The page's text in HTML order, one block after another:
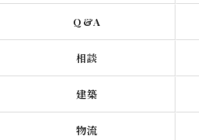
Q&A
相談
建築
物流